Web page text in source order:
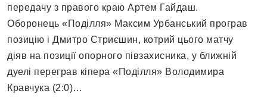
передачу з правого краю Артем Гайдаш.
Оборонець «Поділля» Максим Урбанський програв
позицію і Дмитро Стриєшин, котрий цього матчу
діяв на позиції опорного півзахисника, у ближній
дуелі переграв кіпера «Поділля» Володимира
Кравчука (2:0)…